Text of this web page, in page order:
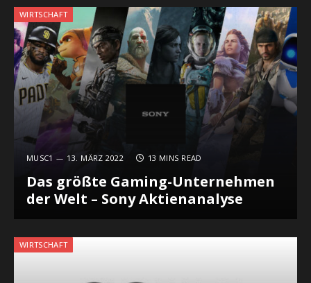
WIRTSCHAFT
MUSC1 13. MÄRZ 2022 13 MINS READ
Das größte Gaming-Unternehmen
der Welt – Sony Aktienanalyse
WIRTSCHAFT